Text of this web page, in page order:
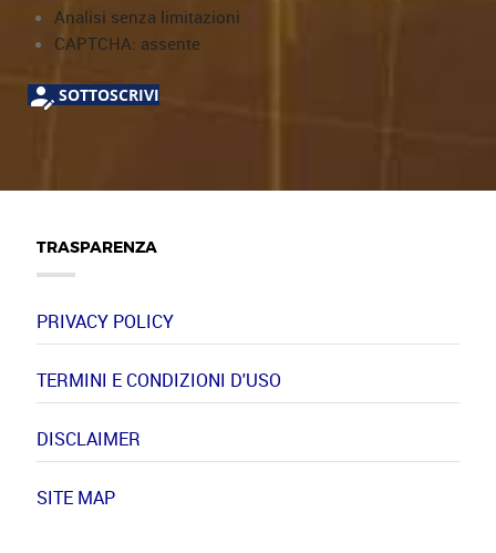
Analisi senza limitazioni
CAPTCHA: assente
SOTTOSCRIVI
TRASPARENZA
PRIVACY POLICY
TERMINI E CONDIZIONI D'USO
DISCLAIMER
SITE MAP